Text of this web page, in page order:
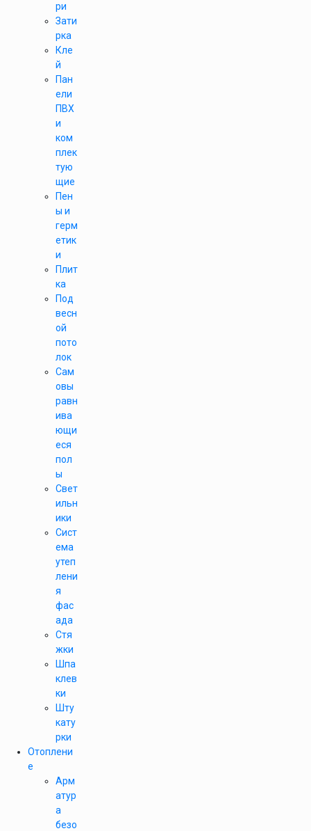
ри
Зати
рка
Кле
й
Пан
ели
ПВХ
и
ком
плек
тую
щие
Пен
ы и
герм
етик
и
Плит
ка
Под
весн
ой
пото
лок
Сам
овы
равн
ива
ющи
еся
пол
ы
Свет
ильн
ики
Сист
ема
утеп
лени
я
фас
ада
Стя
жки
Шпа
клев
ки
Шту
кату
рки
Отоплени
е
Арм
атур
а
безо